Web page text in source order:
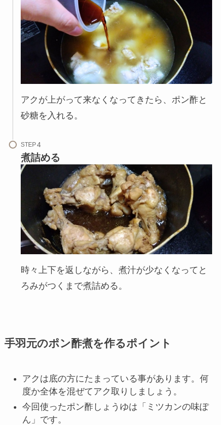
アクが上がって来なくなってきたら、ポン酢と
砂糖を入れる。
STEP
煮詰める
時々上下を返しながら、煮汁が少なくなってと
ろみがつくまで煮詰める。
手羽元のポン酢煮を作るポイント
アクは底の方にたまっている事があります。何
度か全体を混ぜてアク取りしましょう。
今回使ったポン酢しょうゆは「ミツカンの味ぽ
ん」です。